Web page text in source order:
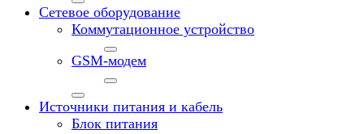
Сетевое оборудование
Коммутационное устройство
GSM-модем
Источники питания и кабель
Блок питания